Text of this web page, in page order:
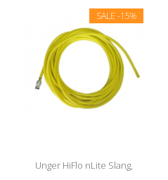
SALE -15%
Unger HiFlo nLite Slang,